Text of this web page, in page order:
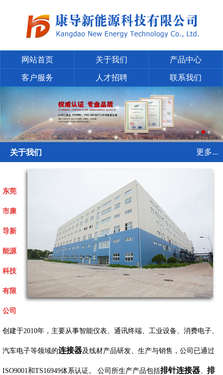
网站首页 关于我们 产品中心
客户服务 人才招聘 联系我们
关于我们 更多...
东莞
市康
导新
能源
科技
有限
公司
创建于2010年，主要从事智能仪表、通讯终端、工业设备、消费电子、
汽车电子等领域的连接器及线材产品研发、生产与销售，公司已通过
ISO9001和TS16949体系认证。 公司所生产产品包括排针连接器 排